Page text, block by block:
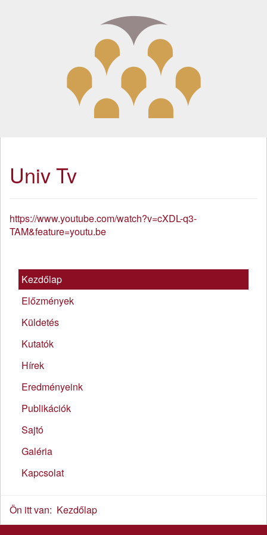
Univ Tv
https://www.youtube.com/watch?v=cXDL-q3-
TAM&feature=youtu.be
Kezdőlap
Előzmények
Küldetés
Kutatók
Hírek
Eredményeink
Publikációk
Sajtó
Galéria
Kapcsolat
Ön itt van: Kezdőlap